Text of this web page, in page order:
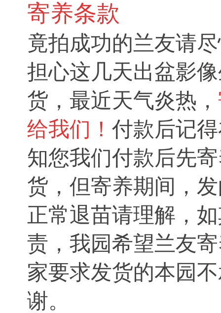
寄养条款
竟拍成功的兰友请
担心这几天出盆影
货， 最近天气炎热，
给我们！ 付款后记
知您我们付款后先
货， 但寄养期间，
正常退苗请理解，
责，我园希望兰友
家要求发货的本园
谢。